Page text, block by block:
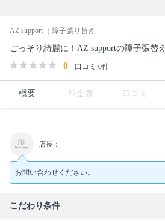
AZ support ｜障子張り替え
ごっそり綺麗に！AZ supportの障子張替え
0 口コミ 0件
概要 料金表 口コミ
店長：
お問い合わせください。
こだわり条件